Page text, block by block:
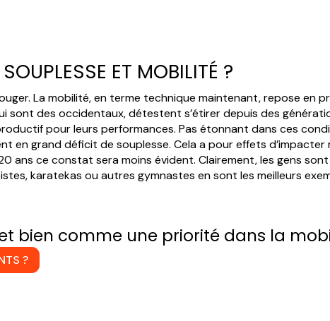
ET MOBILITÉ ?
La mobilité, en terme technique maintenant, repose en
sont des occidentaux, détestent s’étirer depuis des
pour leurs performances. Pas étonnant dans ces
en grand déficit de souplesse. Cela a pour effets d’impacter
ans ce constat sera moins évident. Clairement, les gens
karatekas ou autres gymnastes en sont les meilleurs
bien comme une priorité dans la
?